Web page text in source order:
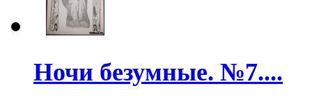
Ночи безумные. №7....